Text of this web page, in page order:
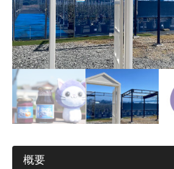
概要